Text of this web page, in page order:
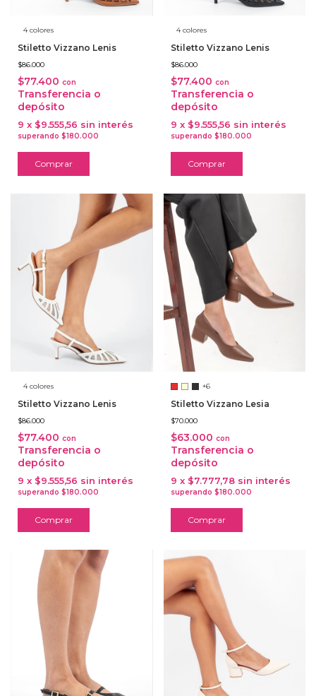
4 colores
Stiletto Vizzano Lenis
$86.000
$77.400 con
Transferencia o
depósito
9 x $9.555,56 sin interés
Comprar
4 colores
Stiletto Vizzano Lenis
$86.000
$77.400 con
Transferencia o
depósito
9 x $9.555,56 sin interés
Comprar
4 colores
Stiletto Vizzano Lenis
$86.000
$77.400 con
Transferencia o
depósito
9 x $9.555,56 sin interés
Comprar
+6
Stiletto Vizzano Lesia
$70.000
$63.000 con
Transferencia o
depósito
9 x $7.777,78 sin interés
Comprar